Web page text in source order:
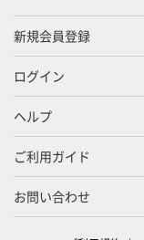
新規会員登録
ログイン
ヘルプ
ご利用ガイド
お問い合わせ